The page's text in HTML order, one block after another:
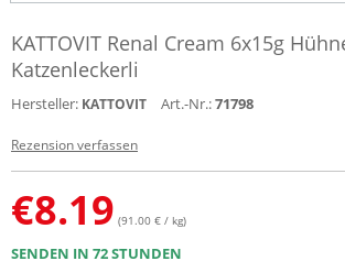
KATTOVIT Renal Cream 6x15g
Katzenleckerli
Hersteller: KATTOVIT Art.-Nr.:71798
Rezension verfassen
€8.19 (91.00 € / kg)
SENDEN IN 72 STUNDEN